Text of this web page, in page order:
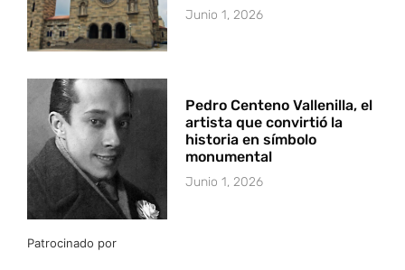
Junio 1, 2026
Pedro Centeno Vallenilla, el
artista que convirtió la
historia en símbolo
monumental
Junio 1, 2026
Patrocinado por